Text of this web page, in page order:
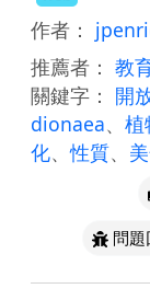
作者：
推薦者： 教
關鍵字： 開
dionaea、 植
化、性質、
問題